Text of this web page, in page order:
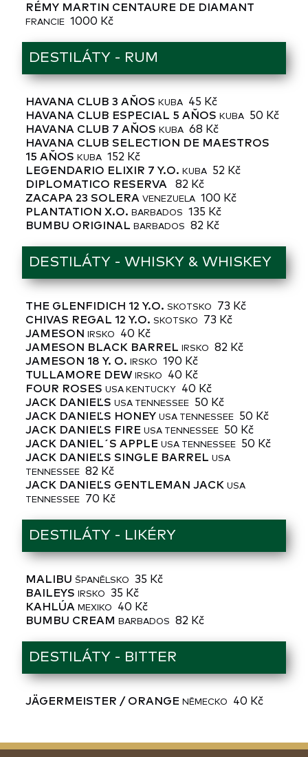
RÉMY MARTIN CENTAURE DE DIAMANT
FRANCIE 1000 Kč
DESTILÁTY - RUM
HAVANA CLUB 3 AŇOS KUBA
45 Kč
HAVANA CLUB ESPECIAL 5 AŇOS KUBA
50 Kč
HAVANA CLUB 7 AŇOS KUBA
68 Kč
HAVANA CLUB SELECTION DE MAESTROS
15 AŇOS KUBA
152 Kč
LEGENDARIO ELIXIR 7 Y.O. KUBA
52 Kč
DIPLOMATICO RESERVA
82 Kč
ZACAPA 23 SOLERA VENEZUELA
100 Kč
PLANTATION X.O. BARBADOS
135 Kč
BUMBU ORIGINAL BARBADOS 82 Kč
DESTILÁTY - WHISKY & WHISKEY
THE GLENFIDICH 12 Y.O. SKOTSKO
73 Kč
CHIVAS REGAL 12 Y.O. SKOTSKO
73 Kč
JAMESON
IRSKO
40 Kč
JAMESON BLACK BARREL
IRSKO
82 Kč
JAMESON 18 Y. O.
IRSKO
190 Kč
TULLAMORE DEW
IRSKO
40 Kč
FOUR ROSES USA KENTUCKY
40 Kč
JACK DANIEĽS USA TENNESSEE
50 Kč
JACK DANIEĽS HONEY USA TENNESSEE
50 Kč
JACK DANIEĽS FIRE USA TENNESSEE
50 Kč
JACK DANIEL´S APPLE USA TENNESSEE
50 Kč
JACK DANIEĽS SINGLE BARREL USA
TENNESSEE
82 Kč
JACK DANIEĽS GENTLEMAN JACK USA
TENNESSEE
70 Kč
DESTILÁTY - LIKÉRY
MALIBU ŠPANĚLSKO
35 Kč
BAILEYS
IRSKO
35 Kč
KAHLÚA MEXIKO
40 Kč
BUMBU CREAM
BARBADOS 82 Kč
DESTILÁTY - BITTER
JÄGERMEISTER / ORANGE NĚMECKO 40 Kč